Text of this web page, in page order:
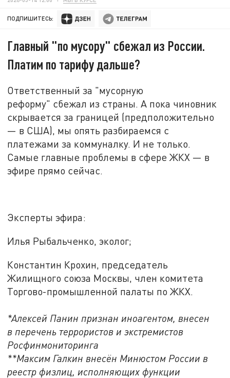
ПОДПИШИТЕСЬ:
Главный "по мусору" сбежал из России.
Платим по тарифу дальше?
Ответственный за "мусорную
реформу" сбежал из страны. А пока чиновник
скрывается за границей (предположительно
— в США), мы опять разбираемся с
платежами за коммуналку. И не только.
Самые главные проблемы в сфере ЖКХ — в
эфире прямо сейчас.
Эксперты эфира:
Илья Рыбальченко, эколог;
Константин Крохин, председатель
Жилищного союза Москвы, член комитета
Торгово-промышленной палаты по ЖКХ.
*Алексей Панин признан иноагентом, внесен
в перечень террористов и экстремистов
Росфинмониторинга
**Максим Галкин внесён Минюстом России в
реестр физлиц, исполняющих функции